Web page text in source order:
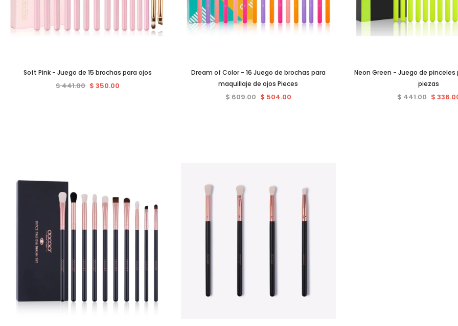
Soft Pink - Juego de 15 brochas para ojos
$ 441.00 $ 350.00
Dream of Color - 16 Juego de brochas para
maquillaje de ojos Pieces
$ 609.00 $ 504.00
Neon Green - Juego de pinceles
piezas
$ 441.00 $